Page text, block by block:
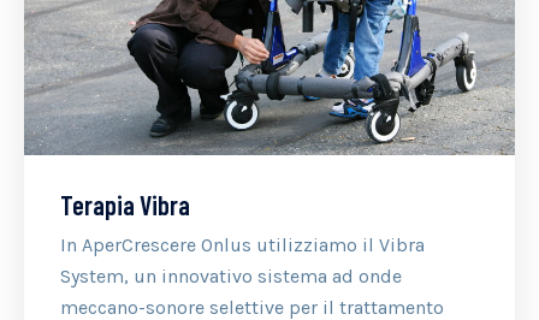
Terapia Vibra
In AperCrescere Onlus utilizziamo il Vibra
System, un innovativo sistema ad onde
meccano-sonore selettive per il trattamento